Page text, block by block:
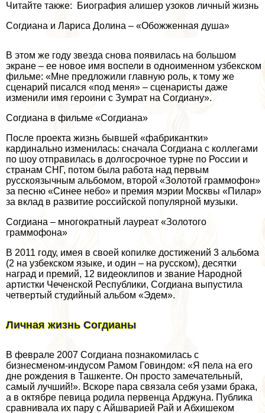
Читайте также: Биография алишер узоков личный жизнь
Согдиана и Лариса Долина – «Обожженная душа»
В этом же году звезда снова появилась на большом
экране – ее новое имя воспели в одноименном узбекском
фильме: «Мне предложили главную роль, к тому же
сценарий писался «под меня» – сценаристы даже
изменили имя героини с Зумрат на Согдиану».
Согдиана в фильме «Согдиана»
После проекта жизнь бывшей «фабрикантки»
кардинально изменилась: сначала Согдиана с коллегами
по шоу отправилась в долгосрочное турне по России и
странам СНГ, потом была работа над первым
русскоязычным альбомом, второй «Золотой граммофон»
за песню «Синее небо» и премия мэрии Москвы «Пилар»
за вклад в развитие российской популярной музыки.
Согдиана – многократный лауреат «Золотого
граммофона»
В 2011 году, имея в своей копилке достижений 3 альбома
(2 на узбекском языке, и один – на русском), десятки
наград и премий, 12 видеоклипов и звание Народной
артистки Чеченской Республики, Согдиана выпустила
четвертый студийный альбом «Эдем».
Личная жизнь Согдианы
В феврале 2007 Согдиана познакомилась с
бизнесменом-индусом Рамом Говиндом: «Я пела на его
дне рождения в Ташкенте. Он просто замечательный,
самый лучший!». Вскоре пара связала себя узами бpaка,
а в октябре певица родила первенца Арджуна. Публика
сравнивала их пару с Айшварией Рай и Абхишеком